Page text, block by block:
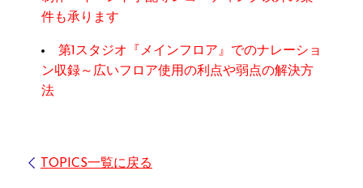
件も承ります
第1スタジオ『メインフロア』でのナレーショ
ン収録～広いフロア使用の利点や弱点の解決方
法
TOPICS一覧に戻る